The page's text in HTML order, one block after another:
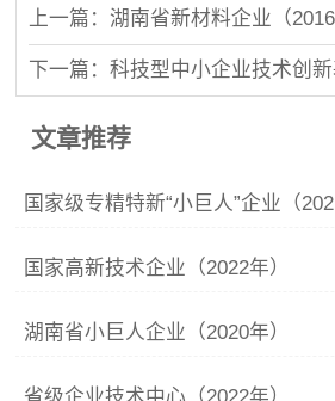
上一篇：湖南省新材料企业（2016
文章推荐
国家高新技术企业（2022年）
湖南省小巨人企业（2020年）